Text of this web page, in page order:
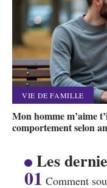
VIE DE FAMILLE
Mon homme m’aime
comportement selon
Les
Comment